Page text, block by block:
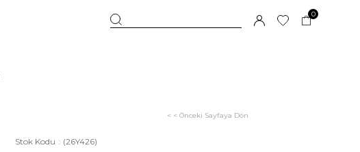
0
< < Önceki Sayfaya Dön
Stok Kodu (26Y426)